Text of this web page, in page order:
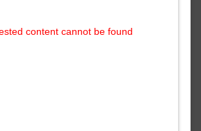
content cannot be found